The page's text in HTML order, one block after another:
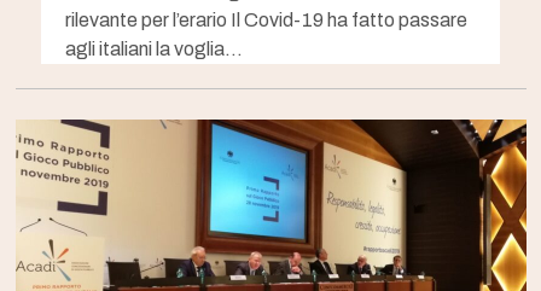
rilevante per l’erario Il Covid-19 ha fatto passare
agli italiani la voglia…